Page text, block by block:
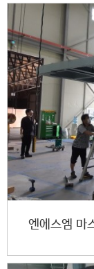
엔에스엠 마